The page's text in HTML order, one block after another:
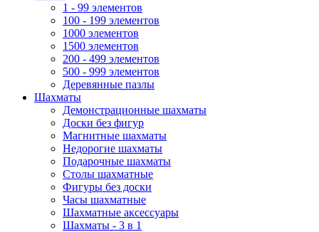
1 - 99 элементов
100 - 199 элементов
1000 элементов
1500 элементов
200 - 499 элементов
500 - 999 элементов
Деревянные пазлы
Шахматы
Демонстрационные шахматы
Доски без фигур
Магнитные шахматы
Недорогие шахматы
Подарочные шахматы
Столы шахматные
Фигуры без доски
Часы шахматные
Шахматные аксессуары
Шахматы - 3 в 1